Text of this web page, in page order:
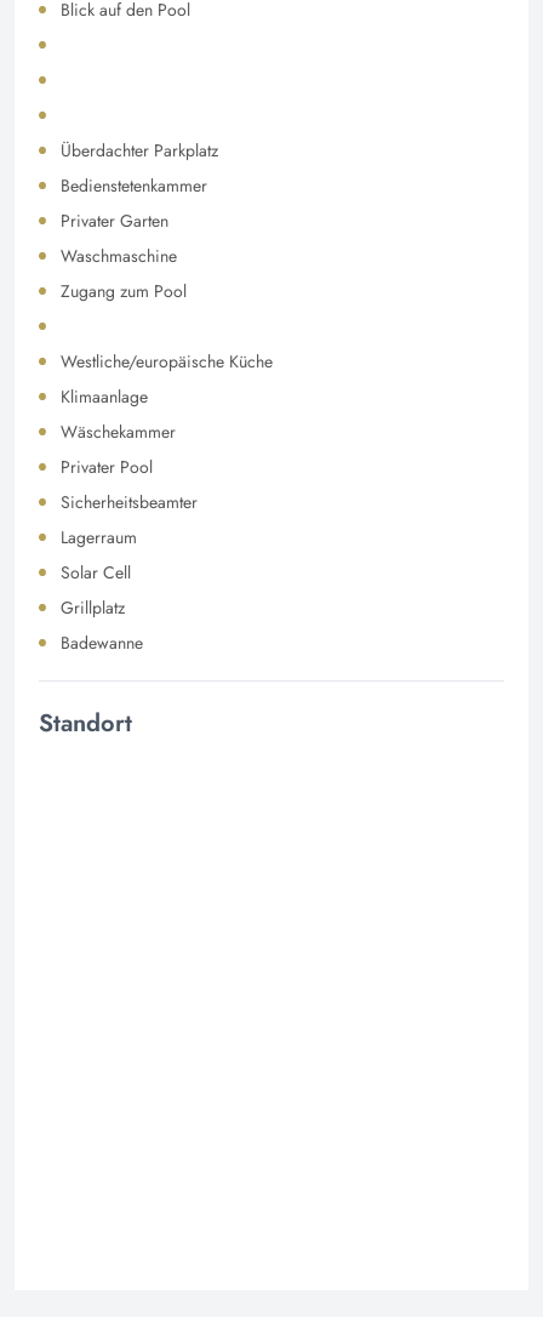
Blick auf den Pool
Überdachter Parkplatz
Bedienstetenkammer
Privater Garten
Waschmaschine
Zugang zum Pool
Westliche/europäische Küche
Klimaanlage
Wäschekammer
Privater Pool
Sicherheitsbeamter
Lagerraum
Solar Cell
Grillplatz
Badewanne
Standort